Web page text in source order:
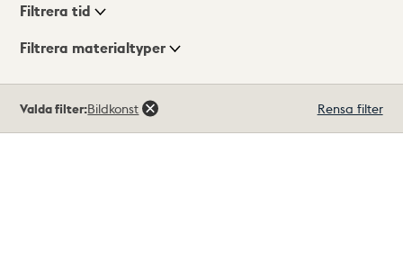
Visningsläge
Filtrera tid
Filtrera materialtyper
träffar
Valda filter:Bildkonst Rensa filter